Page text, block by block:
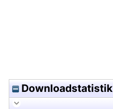
Downloadstatistik